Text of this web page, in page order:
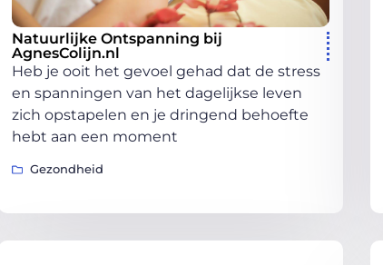
Natuurlijke Ontspanning bij
AgnesColijn.nl
Heb je ooit het gevoel gehad dat de stress
en spanningen van het dagelijkse leven
zich opstapelen en je dringend behoefte
hebt aan een moment
Gezondheid